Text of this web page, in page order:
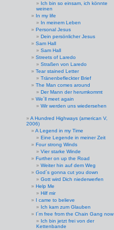
Ich bin so einsam, ich könnte
weinen
In my life
In meinem Leben
Personal Jesus
Dein persönlicher Jesus
Sam Hall
Sam Hall
Streets of Laredo
Straßen von Laredo
Tear stained Letter
Tränenbefleckter Brief
The Man comes around
Der Mann der herumkommt
We´ll meet again
Wir werden uns wiedersehen
A Hundred Highways (american V,
2006)
A Legend in my Time
Eine Legende in meiner Zeit
Four strong Winds
Vier starke Winde
Further on up the Road
Weiter hin auf dem Weg
God´s gonna cut you down
Gott wird Dich niederwerfen
Help Me
Hilf mir
I came to believe
Ich kam zum Glauben
I´m free from the Chain Gang now
Ich bin jetzt frei von der
Kettenbande